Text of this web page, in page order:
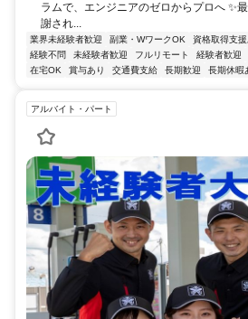
ラムで、エンジニアのゼロからプロへ ✨
謝され...
業界未経験者歓迎 副業・WワークOK 資格取得支援
経験不問
未経験者歓迎 フルリモート 経験者歓迎
在宅OK
賞与あり 交通費支給 長期歓迎 長期休暇
アルバイト・パート